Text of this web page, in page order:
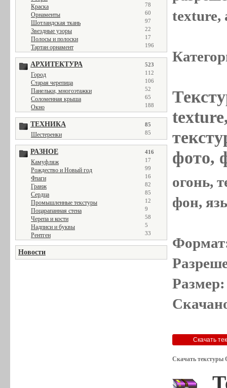
Краска 78
Орнаменты 60
Шотландская ткань 97
Звездные узоры 22
Полосы и полоски 17
Тартан орнамент 196
АРХИТЕКТУРА 523
Город 112
Старая черепица 106
Панельки, многоэтажки 52
Соломенная крыша 65
Окно 188
ТЕХНИКА 85
Шестеренки 85
РАЗНОЕ 416
Камуфляж 17
Рождество и Новый год 99
Флаги 16
Гранж 82
Сердца 85
Промышленные текстуры 12
Поцарапанная стена 9
Черепа и кости 58
Надписи и буквы 5
Рентген 33
Новости
texture,
фото,
огонь,
фон,
Скачать текстуры